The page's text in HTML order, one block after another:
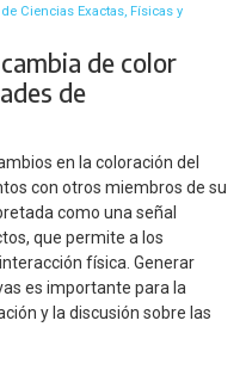
Ciencias Exactas, Físicas y
de color
de
en la coloración del
con otros miembros de su
como una señal
que permite a los
física. Generar
es importante para la
y la discusión sobre las